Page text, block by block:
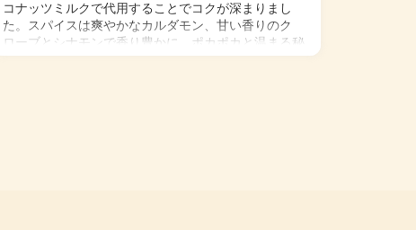
コナッツミルクで代用することでコクが深まりまし
た。スパイスは爽やかなカルダモン、甘い香りのク
ローブとシナモンで香り豊かに。ポカポカと温まる秘
訣は多めの生姜。この冬、是非お試しください！